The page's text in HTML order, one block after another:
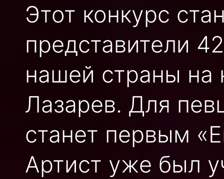
Этот конкурс
представители
нашей страны на
Лазарев. Для
станет первым
Артист уже был